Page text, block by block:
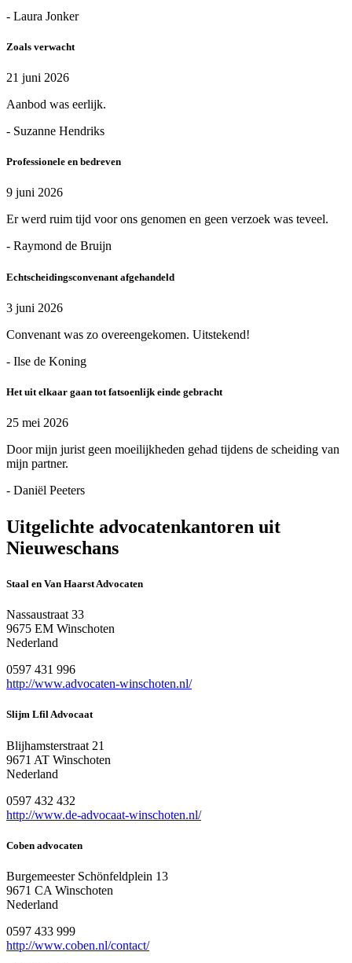
- Laura Jonker
Zoals verwacht
21 juni 2026
Aanbod was eerlijk.
- Suzanne Hendriks
Professionele en bedreven
9 juni 2026
Er werd ruim tijd voor ons genomen en geen verzoek was teveel.
- Raymond de Bruijn
Echtscheidingsconvenant afgehandeld
3 juni 2026
Convenant was zo overeengekomen. Uitstekend!
- Ilse de Koning
Het uit elkaar gaan tot fatsoenlijk einde gebracht
25 mei 2026
Door mijn jurist geen moeilijkheden gehad tijdens de scheiding van
mijn partner.
- Daniël Peeters
Uitgelichte advocatenkantoren uit
Nieuweschans
Staal en Van Haarst Advocaten
Nassaustraat 33
9675 EM Winschoten
Nederland
0597 431 996
http://www.advocaten-winschoten.nl/
Slijm Lfil Advocaat
Blijhamsterstraat 21
9671 AT Winschoten
Nederland
0597 432 432
http://www.de-advocaat-winschoten.nl/
Coben advocaten
Burgemeester Schönfeldplein 13
9671 CA Winschoten
Nederland
0597 433 999
http://www.coben.nl/contact/